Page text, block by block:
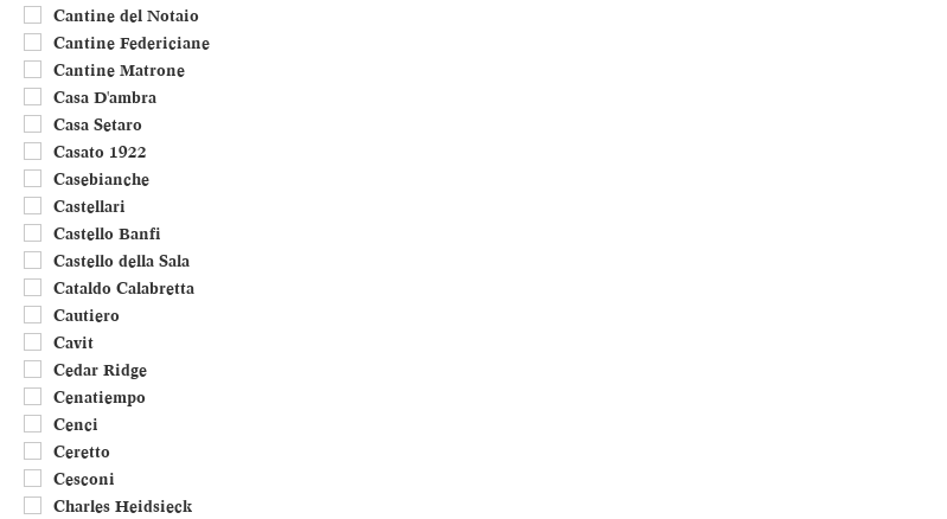
Cantine del Notaio
Cantine Federiciane
Cantine Matrone
Casa D'ambra
Casa Setaro
Casato 1922
Casebianche
Castellari
Castello Banfi
Castello della Sala
Cataldo Calabretta
Cautiero
Cavit
Cedar Ridge
Cenatiempo
Cenci
Ceretto
Cesconi
Charles Heidsieck